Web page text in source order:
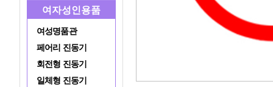
여자성인용품
여성명품관
페어리 진동기
회전형 진동기
일체형 진동기